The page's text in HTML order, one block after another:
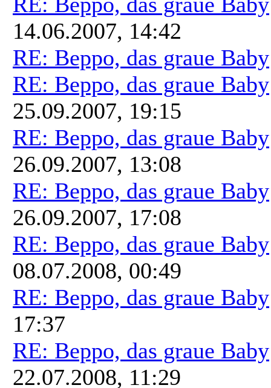
14.06.2007, 14:42
RE: Beppo, das graue Baby
RE: Beppo, das graue Baby
25.09.2007, 19:15
RE: Beppo, das graue Baby
26.09.2007, 13:08
RE: Beppo, das graue Baby
26.09.2007, 17:08
RE: Beppo, das graue Baby
08.07.2008, 00:49
RE: Beppo, das graue Baby
17:37
RE: Beppo, das graue Baby
22.07.2008, 11:29